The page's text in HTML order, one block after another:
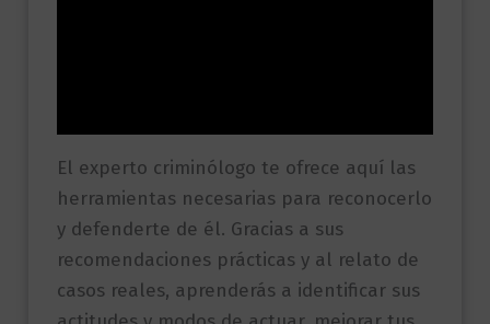
El experto criminólogo te ofrece aquí las
herramientas necesarias para reconocerlo
y defenderte de él. Gracias a sus
recomendaciones prácticas y al relato de
casos reales, aprenderás a identificar sus